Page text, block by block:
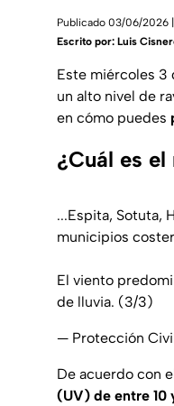
Publicado 03/06/2026
Escrito por: Luis
Este miércoles 3
un alto nivel de
en cómo puedes
¿Cuál es
...Espita, Sotuta,
municipios
El viento
de lluvia. (3/3)
— Protección
De acuerdo con
(UV) de entre 10